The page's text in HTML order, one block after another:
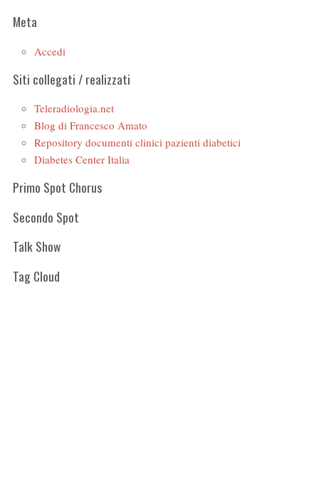
Meta
Accedi
Siti collegati / realizzati
Teleradiologia.net
Blog di Francesco Amato
Repository documenti clinici pazienti diabetici
Diabetes Center Italia
Primo Spot Chorus
Secondo Spot
Talk Show
Tag Cloud